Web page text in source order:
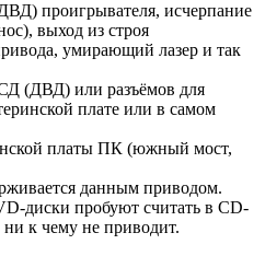
проигрывателя, исчерпание
выход из строя
умирающий лазер и так
(ДВД) или разъёмов для
плате или в самом
платы ПК (южный мост,
данным приводом.
диски пробуют считать в CD-
к чему не приводит.